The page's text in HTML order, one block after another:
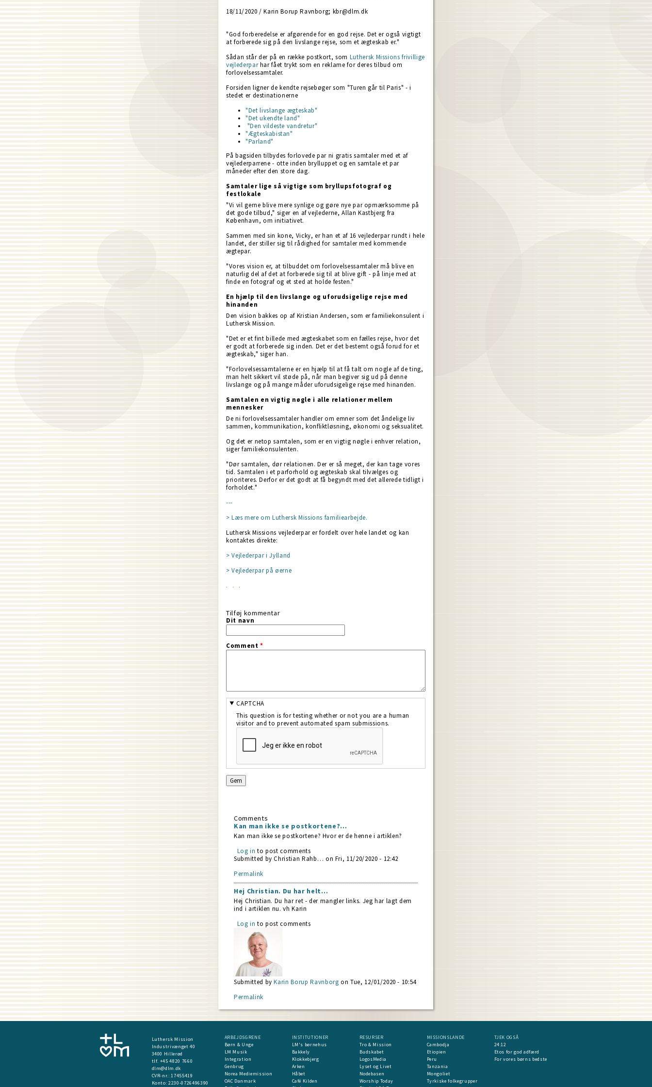
18/11/2020 / Karin Borup Ravnborg; kbr@dlm.dk
"God forberedelse er afgørende for en god rejse. Det er også vigtigt
at forberede sig på den livslange rejse, som et ægteskab er."
Sådan står der på en række postkort, som Luthersk Missions frivillige
vejlederparhar fået trykt som en reklame for deres tilbud om
forlovelsessamtaler.
Forsiden ligner de kendte rejsebøger som "Turen går til Paris" - i
stedet er destinationerne
"Det livslange ægteskab"
"Det ukendte land"
"Den vildeste vandretur"
"Ægteskabistan"
"Parland"
På bagsiden tilbydes forlovede par ni gratis samtaler med et af
vejlederparrene - otte inden brylluppet og en samtale et par
måneder efter den store dag.
Samtaler lige så vigtige som bryllupsfotograf og
festlokale
"Vi vil gerne blive mere synlige og gøre nye par opmærksomme på
det gode tilbud," siger en af vejlederne, Allan Kastbjerg fra
København, om initiativet.
Sammen med sin kone, Vicky, er han et af 16 vejlederpar rundt i hele
landet, der stiller sig til rådighed for samtaler med kommende
ægtepar.
"Vores vision er, at tilbuddet om forlovelsessamtaler må blive en
naturlig del af det at forberede sig til at blive gift - på linje med at
finde en fotograf og et sted at holde festen."
En hjælp til den livslange og uforudsigelige rejse med
hinanden
Den vision bakkes op af Kristian Andersen, som er familiekonsulent i
Luthersk Mission.
"Det er et fint billede med ægteskabet som en fælles rejse, hvor det
er godt at forberede sig inden. Det er det bestemt også forud for et
ægteskab," siger han.
"Forlovelsessamtalerne er en hjælp til at få talt om nogle af de ting,
man helt sikkert vil støde på, når man begiver sig ud på denne
livslange og på mange måder uforudsigelige rejse med hinanden.
Samtalen en vigtig nøgle i alle relationer mellem
mennesker
De ni forlovelsessamtaler handler om emner som det åndelige liv
sammen, kommunikation, konfliktløsning, økonomi og seksualitet.
Og det er netop samtalen, som er en vigtig nøgle i enhver relation,
siger familiekonsulenten.
"Dør samtalen, dør relationen. Der er så meget, der kan tage vores
tid. Samtalen i et parforhold og ægteskab skal tilvælges og
prioriteres. Derfor er det godt at få begyndt med det allerede tidligt i
forholdet."
---
> Læs mere om Luthersk Missions familiearbejde.
Luthersk Missions vejlederpar er fordelt over hele landet og kan
kontaktes direkte:
> Vejlederpar i Jylland
> Vejlederpar på øerne
Tilføj kommentar
Dit navn
Comment*
CAPTCHA
This question is for testing whether or not you are a human
visitor and to prevent automated spam submissions.
Comments
Kan man ikke se postkortene?…
Kan man ikke se postkortene? Hvor er de henne i artiklen?
Log in to post comments
Submitted byChristian Rahb… on Fri, 11/20/2020 - 12:42
Permalink
Hej Christian. Du har helt…
Hej Christian. Du har ret - der mangler links. Jeg har lagt dem
ind i artiklen nu. vh Karin
Log in to post comments
Submitted byKarin Borup Ravnborg on Tue, 12/01/2020 - 10:54
Permalink
Luthersk Mission
Industrivænget 40
3400 Hillerød
tlf. +45 4820 7660
dlm@dlm.dk
CVR-nr.: 17455419
​Konto:2230-0726496390
ARBEJDSGRENE
Børn & Unge
LM Musik
Integration
Genbrug
Norea Mediemission
OAC Danmark
INSTITUTIONER
LM's børnehus
Bakkely
Klokkebjerg
Arken
Håbet
Café Kilden
RESURSER
Tro & Mission
Budskabet
LogosMedia
Lyset og Livet
Nodebasen
Worship Today
MISSIONSLANDE
Cambodja
Etiopien
Peru
Tanzania
Mongoliet
Tyrkiske folkegrupper
TJEK OGSÅ
24:12
Etos for god adfærd
For vores børns bedste